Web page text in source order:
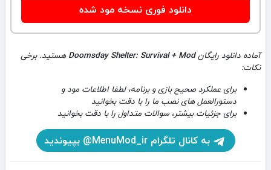
دانلود فوری نسخه مود شده
آماده دانلود رایگانDoomsday Shelter: Survival + Mod هستید. برخی
نکات:
برای عملکرد صحیح بازی و برنامه، لطفا اطلاعات مود و
دستورالعمل های نصب ما را با دقت بخوانید
برای جزئیات بیشتر، سوالات متداول را با دقت بخوانید
به کانال تلگرام MenuMod_ir@ بپیوندید